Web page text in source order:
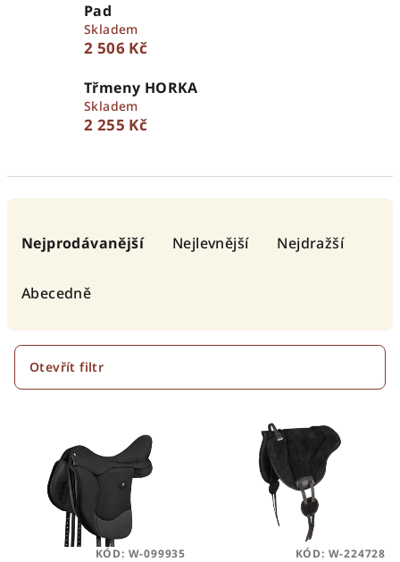
Pad
Skladem
2 506 Kč
Třmeny HORKA
Skladem
2 255 Kč
r
Nejprodávanější Nejlevnější Nejdražší
Abecedně
Otevřít filtr
KÓD: W-099935 KÓD: W-224728